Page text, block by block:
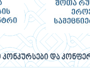
კონკურსები და